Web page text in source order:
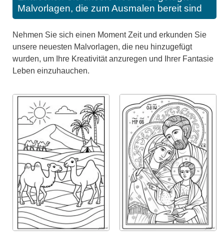
Malvorlagen, die zum Ausmalen bereit sind
Nehmen Sie sich einen Moment Zeit und erkunden Sie
unsere neuesten Malvorlagen, die neu hinzugefügt
wurden, um Ihre Kreativität anzuregen und Ihrer Fantasie
Leben einzuhauchen.